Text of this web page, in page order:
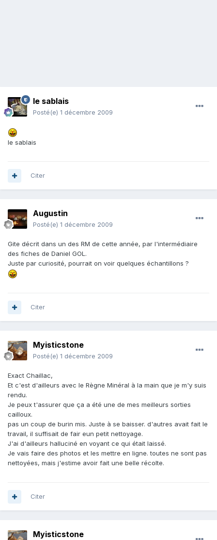
le sablais
Posté(e) 1 décembre 2009
le sablais
Citer
Augustin
Posté(e) 1 décembre 2009
Gite décrit dans un des RM de cette année, par l'intermédiaire
des fiches de Daniel GOL.
Juste par curiosité, pourrait on voir quelques échantillons ?
Citer
Myisticstone
Posté(e) 1 décembre 2009
Exact Chaillac,
Et c'est d'ailleurs avec le Règne Minéral à la main que je m'y suis
rendu.
Je peux t'assurer que ça a été une de mes meilleurs sorties
cailloux.
pas un coup de burin mis. Juste à se baisser. d'autres avait fait le
travail, il suffisait de fair eun petit nettoyage.
J'ai d'ailleurs halluciné en voyant ce qui était laissé.
Je vais faire des photos et les mettre en ligne. toutes ne sont pas
nettoyées, mais j'estime avoir fait une belle récolte.
Citer
Myisticstone